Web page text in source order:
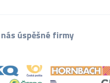
úspěšné firmy